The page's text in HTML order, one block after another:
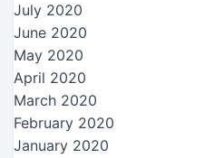
July 2020
June 2020
May 2020
April 2020
March 2020
February 2020
January 2020